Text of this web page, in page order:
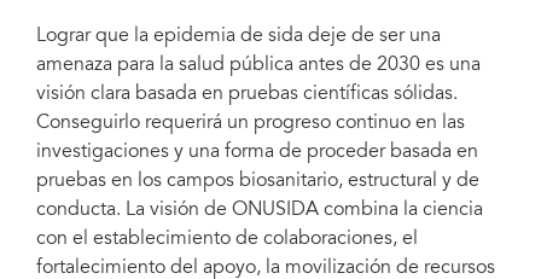
Lograr que la epidemia de sida deje de ser una
amenaza para la salud pública antes de 2030 es una
visión clara basada en pruebas científicas sólidas.
Conseguirlo requerirá un progreso continuo en las
investigaciones y una forma de proceder basada en
pruebas en los campos biosanitario, estructural y de
conducta. La visión de ONUSIDA combina la ciencia
con el establecimiento de colaboraciones, el
fortalecimiento del apoyo, la movilización de recursos